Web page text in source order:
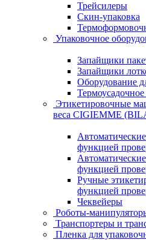
Трейсилеры
Скин-упаковка
Упаковочное
Запайщики
Запайщики
Оборудование
Этикетировочные
веса CIGIEMME
функцией
функцией
Ручные
функцией
Чеквейеры
Роботы-
Транспортеры и
Пленка для